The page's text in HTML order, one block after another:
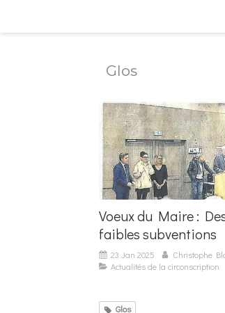
Glos
Voeux du Maire :
faibles subventions
23 Jan 2025
Christophe
Actualités de la circonscription
Glos